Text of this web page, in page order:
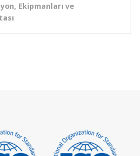
Ekipmanları ve